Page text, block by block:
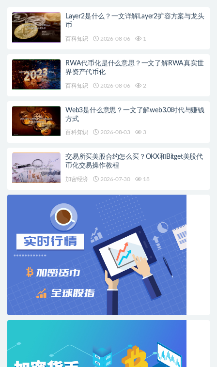
Layer2是什么？一文详解Layer2扩容方案与龙头
币
百科知识 2026-08-06 1
RWA代币化是什么意思？一文了解RWA真实世
界资产代币化
百科知识 2026-08-06 2
Web3是什么意思？一文了解web3.0时代与赚钱
方式
百科知识 2026-08-03 3
交易所买美股合约怎么买？OKX和Bitget美股代
币化交易操作教程
加密经济 2026-07-30 18